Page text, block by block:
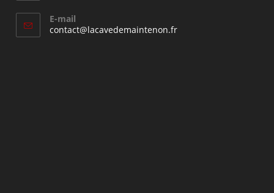
E-mail
contact@lacavedemaintenon.frS’ouvre